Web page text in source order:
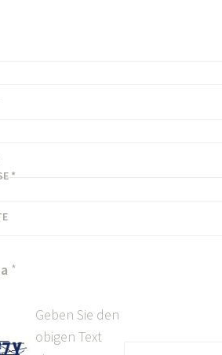
*
*
Geben Sie den
obigen Text